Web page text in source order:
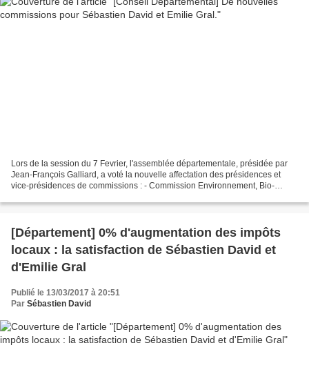
Lors de la session du 7 Fevrier, l'assemblée départementale, présidée par
Jean-François Galliard, a voté la nouvelle affectation des présidences et
vice-présidences de commissions : - Commission Environnement, Bio-
[Département] 0% d'augmentation des impôts
locaux : la satisfaction de Sébastien David et
d'Emilie Gral
Publié le 13/03/2017 à 20:51
Par Sébastien David